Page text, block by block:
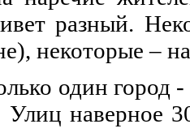
разный.
некоторые –
один город
Улиц наверное